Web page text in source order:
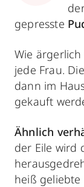
gepresste
Wie
jede Frau.
dann im
gekauft
Ähnlich
der Eile wird
heiß geliebte